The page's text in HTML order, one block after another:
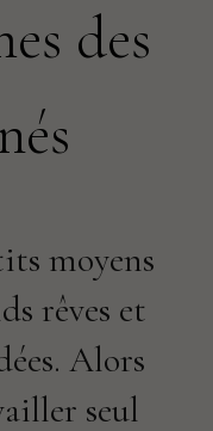
des
moyens
rêves et
Alors
seul